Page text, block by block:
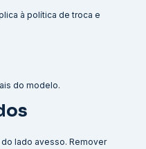
à política de troca e
do modelo.
lado avesso. Remover